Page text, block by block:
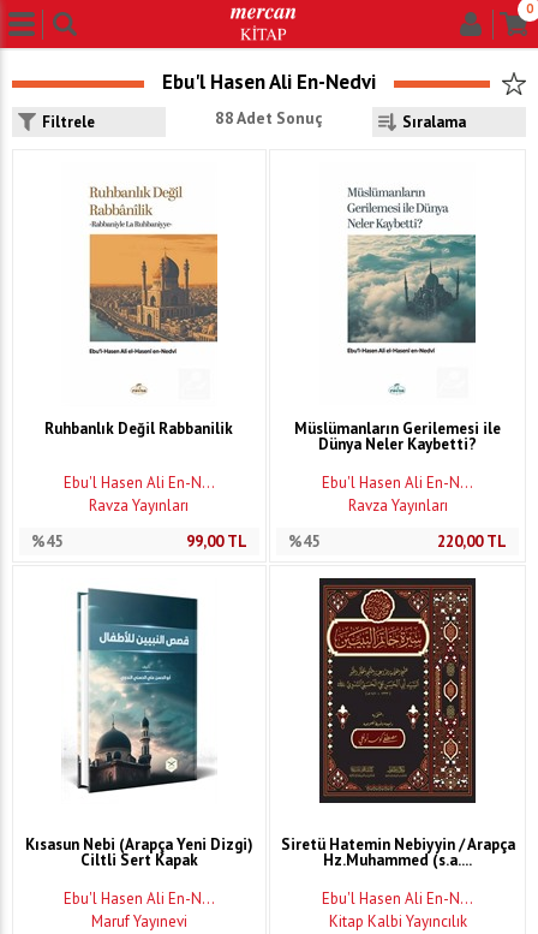
0
Ebu'l Hasen Ali En-Nedvi
Filtrele 88 Adet Sonuç
Ruhbanlık Değil Rabbanilik
Ebu'l Hasen Ali En-N...
Ravza Yayınları
%45
99,00TL
Müslümanların Gerilemesi ile
Dünya Neler Kaybetti?
Ebu'l Hasen Ali En-N...
Ravza Yayınları
%45
220,00TL
Kısasun Nebi (Arapça Yeni Dizgi)
Ciltli Sert Kapak
Ebu'l Hasen Ali En-N...
Maruf Yayınevi
Siretü Hatemin Nebiyyin / Arapça
Hz.Muhammed (s.a....
Ebu'l Hasen Ali En-N...
Kitap Kalbi Yayıncılık